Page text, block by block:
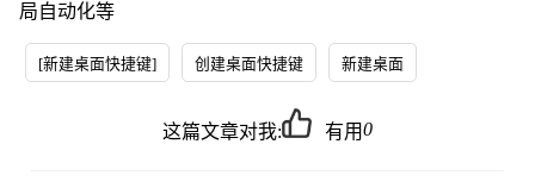
局自动化等
[新建桌面快捷键] 创建桌面快捷键 新建桌面
这篇文章对我: 有用0